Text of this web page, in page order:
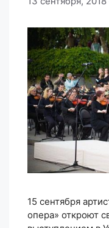
15 сентября
опера» откроют